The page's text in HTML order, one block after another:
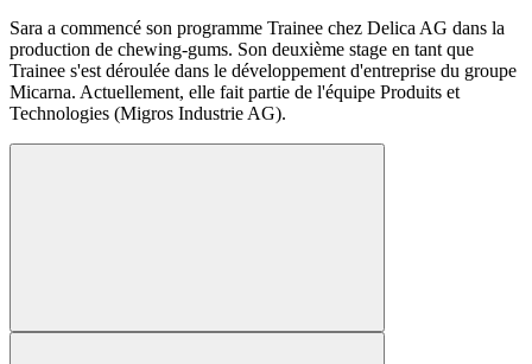
Sara a commencé son programme Trainee chez Delica AG dans la
production de chewing-gums. Son deuxième stage en tant que
Trainee s'est déroulée dans le développement d'entreprise du groupe
Micarna. Actuellement, elle fait partie de l'équipe Produits et
Technologies (Migros Industrie AG).